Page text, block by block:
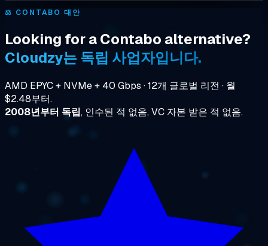
⚖️ CONTABO 대안
Looking for a Contabo alternative?
Cloudzy는 독립 사업자입니다.
AMD EPYC + NVMe + 40 Gbps · 12개 글로벌 리전 · 월
$2.48부터.
2008년부터 독립, 인수된 적 없음, VC 자본 받은 적 없음.